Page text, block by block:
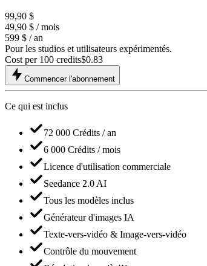
99,90 $
49,90 $ / mois
599 $ / an
Pour les studios et utilisateurs expérimentés.
Cost per 100 credits$0.83
Commencer l'abonnement
Ce qui est inclus
72 000 Crédits / an
6 000 Crédits / mois
Licence d'utilisation commerciale
Seedance 2.0 AI
Tous les modèles inclus
Générateur d'images IA
Texte-vers-vidéo & Image-vers-vidéo
Contrôle du mouvement